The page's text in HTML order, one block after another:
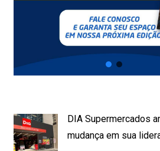
DIA Supermercados
mudança em sua